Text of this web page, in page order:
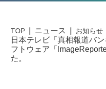
TOP ニュース お知らせ
日本テレビ「真相報道バ
フトウェア「
た。